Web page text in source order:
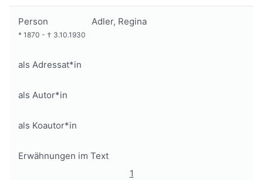
Person Adler, Regina
* 1870 - † 3.10.1930
als Adressat*in
als Autor*in
als Koautor*in
Erwähnungen im Text
1